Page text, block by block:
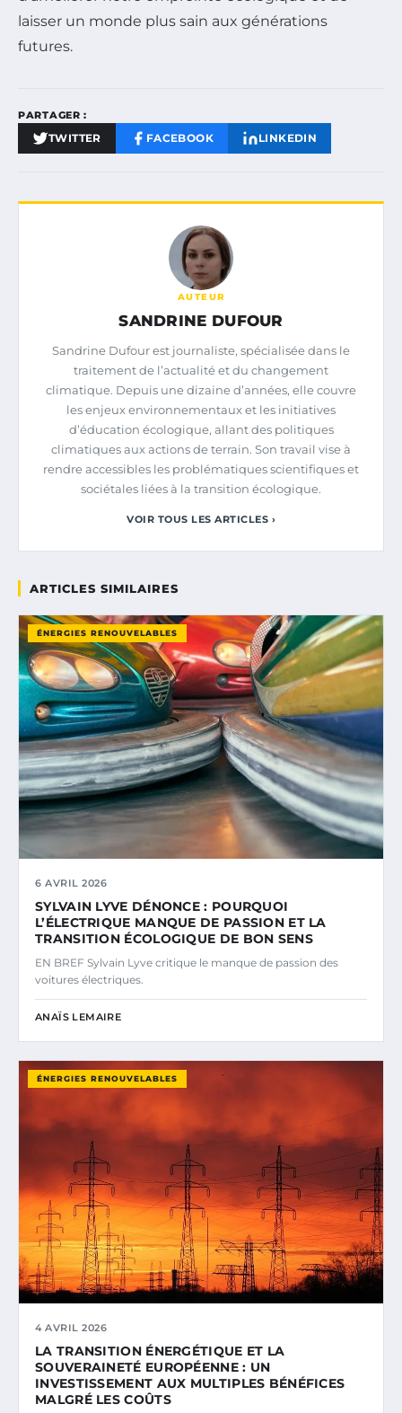
laisser un monde plus sain aux générations
futures.
PARTAGER :
TWITTER FACEBOOK LINKEDIN
AUTEUR
SANDRINE DUFOUR
Sandrine Dufour est journaliste, spécialisée dans le
traitement de l’actualité et du changement
climatique. Depuis une dizaine d’années, elle couvre
les enjeux environnementaux et les initiatives
d’éducation écologique, allant des politiques
climatiques aux actions de terrain. Son travail vise à
rendre accessibles les problématiques scientifiques et
sociétales liées à la transition écologique.
VOIR TOUS LES ARTICLES ›
ARTICLES SIMILAIRES
ÉNERGIES RENOUVELABLES
6 AVRIL 2026
SYLVAIN LYVE DÉNONCE : POURQUOI
L’ÉLECTRIQUE MANQUE DE PASSION ET LA
TRANSITION ÉCOLOGIQUE DE BON SENS
EN BREF Sylvain Lyve critique le manque de passion des
voitures électriques.
ANAÏS LEMAIRE
ÉNERGIES RENOUVELABLES
4 AVRIL 2026
LA TRANSITION ÉNERGÉTIQUE ET LA
SOUVERAINETÉ EUROPÉENNE : UN
INVESTISSEMENT AUX MULTIPLES BÉNÉFICES
MALGRÉ LES COÛTS